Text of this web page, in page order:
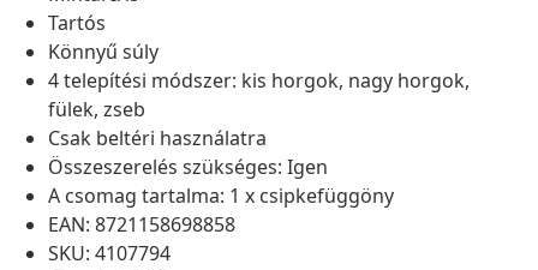
Tartós
Könnyű súly
4 telepítési módszer: kis horgok, nagy horgok,
fülek, zseb
Csak beltéri használatra
Összeszerelés szükséges: Igen
A csomag tartalma: 1 x csipkefüggöny
EAN: 8721158698858
SKU: 4107794